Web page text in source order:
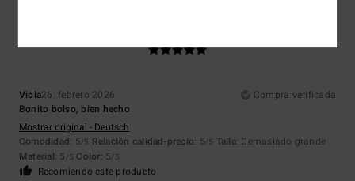
Viola26. febrero 2026
Compra verificada
Bonito bolso, bien hecho
Mostrar original - Deutsch
Comodidad: 5/5 Relación calidad-precio: 5/5 Talla: Demasiado grande
Material: 5 /5 Color: 5/5
Recomiendo este producto